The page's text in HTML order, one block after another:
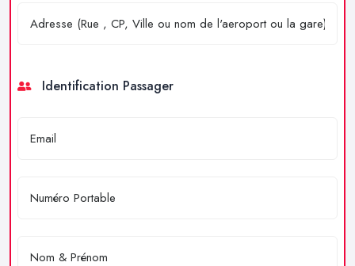
Identification Passager